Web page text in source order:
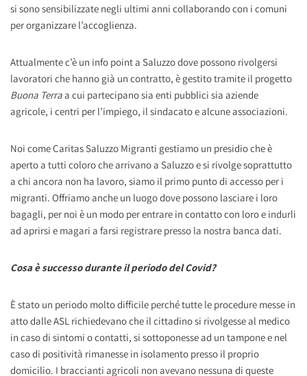
si sono sensibilizzate negli ultimi anni collaborando con i comuni
per organizzare l’accoglienza.
Attualmente c’è un info point a Saluzzo dove possono rivolgersi
lavoratori che hanno già un contratto, è gestito tramite il progetto
Buona Terraa cui partecipano sia enti pubblici sia aziende
agricole, i centri per l’impiego, il sindacato e alcune associazioni.
Noi come Caritas Saluzzo Migranti gestiamo un presidio che è
aperto a tutti coloro che arrivano a Saluzzo e si rivolge soprattutto
a chi ancora non ha lavoro, siamo il primo punto di accesso per i
migranti. Offriamo anche un luogo dove possono lasciare i loro
bagagli, per noi è un modo per entrare in contatto con loro e indurli
ad aprirsi e magari a farsi registrare presso la nostra banca dati.
Cosa è successo durante il periodo del Covid?
È stato un periodo molto difficile perché tutte le procedure messe in
atto dalle ASL richiedevano che il cittadino si rivolgesse al medico
in caso di sintomi o contatti, si sottoponesse ad un tampone e nel
caso di positività rimanesse in isolamento presso il proprio
domicilio. I braccianti agricoli non avevano nessuna di queste